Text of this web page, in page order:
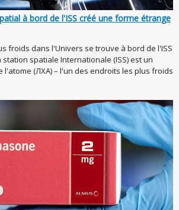
à bord de l'ISS créé une forme étrange
froids dans l'Univers se trouve à bord de l'ISS
spatiale Internationale (ISS) est un
l'atome (ЛХА) – l'un des endroits les plus froids